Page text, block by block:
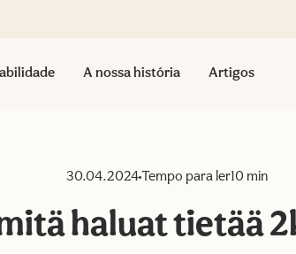
A nossa história Artigos
30.04.2024Tempo para ler10 min
haluat tietää